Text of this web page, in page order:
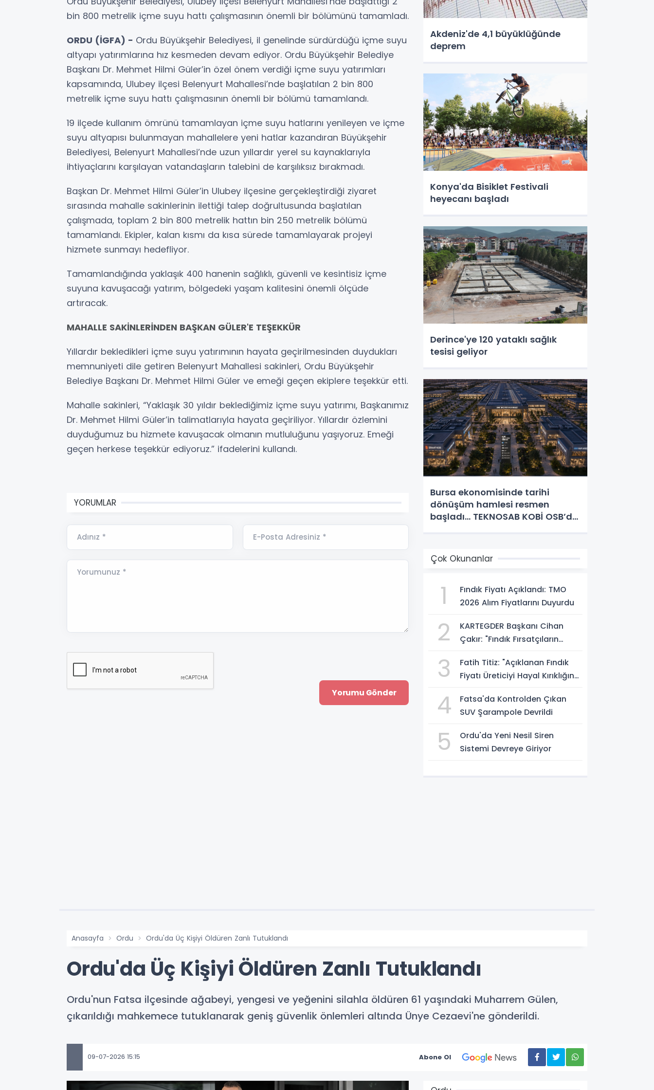
bin 800 metrelik içme suyu hattı çalışmasının önemli bir bölümünü tamamladı.
ORDU (İGFA) - Ordu Büyükşehir Belediyesi, il genelinde sürdürdüğü içme suyu
altyapı yatırımlarına hız kesmeden devam ediyor. Ordu Büyükşehir Belediye
Başkanı Dr. Mehmet Hilmi Güler’in özel önem verdiği içme suyu yatırımları
kapsamında, Ulubey ilçesi Belenyurt Mahallesi’nde başlatılan 2 bin 800
metrelik içme suyu hattı çalışmasının önemli bir bölümü tamamlandı.
19 ilçede kullanım ömrünü tamamlayan içme suyu hatlarını yenileyen ve içme
suyu altyapısı bulunmayan mahallelere yeni hatlar kazandıran Büyükşehir
Belediyesi, Belenyurt Mahallesi’nde uzun yıllardır yerel su kaynaklarıyla
ihtiyaçlarını karşılayan vatandaşların talebini de karşılıksız bırakmadı.
Başkan Dr. Mehmet Hilmi Güler’in Ulubey ilçesine gerçekleştirdiği ziyaret
sırasında mahalle sakinlerinin ilettiği talep doğrultusunda başlatılan
çalışmada, toplam 2 bin 800 metrelik hattın bin 250 metrelik bölümü
tamamlandı. Ekipler, kalan kısmı da kısa sürede tamamlayarak projeyi
hizmete sunmayı hedefliyor.
Tamamlandığında yaklaşık 400 hanenin sağlıklı, güvenli ve kesintisiz içme
suyuna kavuşacağı yatırım, bölgedeki yaşam kalitesini önemli ölçüde
artıracak.
MAHALLE SAKİNLERİNDEN BAŞKAN GÜLER'E TEŞEKKÜR
Yıllardır bekledikleri içme suyu yatırımının hayata geçirilmesinden duydukları
memnuniyeti dile getiren Belenyurt Mahallesi sakinleri, Ordu Büyükşehir
Belediye Başkanı Dr. Mehmet Hilmi Güler ve emeği geçen ekiplere teşekkür etti.
Mahalle sakinleri, “Yaklaşık 30 yıldır beklediğimiz içme suyu yatırımı, Başkanımız
Dr. Mehmet Hilmi Güler’in talimatlarıyla hayata geçiriliyor. Yıllardır özlemini
duyduğumuz bu hizmete kavuşacak olmanın mutluluğunu yaşıyoruz. Emeği
geçen herkese teşekkür ediyoruz.” ifadelerini kullandı.
YORUMLAR
Adınız * E-Posta Adresiniz *
Yorumunuz *
Akdeniz'de 4,1 büyüklüğünde
deprem
Konya'da Bisiklet Festivali
heyecanı başladı
Derince'ye 120 yataklı sağlık
tesisi geliyor
Bursa ekonomisinde tarihi
dönüşüm hamlesi resmen
başladı... TEKNOSAB KOBİ OSB’de
Çok Okunanlar
1
Fındık Fiyatı Açıklandı: TMO
2026 Alım Fiyatlarını Duyurdu
2
KARTEGDER Başkanı Cihan
Çakır: "Fındık Fırsatçıların
3
Fatih Titiz: "Açıklanan Fındık
Fiyatı Üreticiyi Hayal Kırıklığına
4
Fatsa'da Kontrolden Çıkan
SUV Şarampole Devrildi
5
Ordu'da Yeni Nesil Siren
Sistemi Devreye Giriyor
Anasayfa Ordu Ordu'da Üç Kişiyi Öldüren Zanlı Tutuklandı
Ordu'da Üç Kişiyi Öldüren Zanlı Tutuklandı
Ordu'nun Fatsa ilçesinde ağabeyi, yengesi ve yeğenini silahla öldüren 61 yaşındaki Muharrem Gülen,
çıkarıldığı mahkemece tutuklanarak geniş güvenlik önlemleri altında Ünye Cezaevi'ne gönderildi.
09-07-2026 15:15 Abone Ol